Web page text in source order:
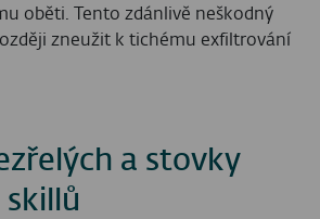
oběti. Tento zdánlivě neškodný
zneužit k tichému exfiltrování
a stovky